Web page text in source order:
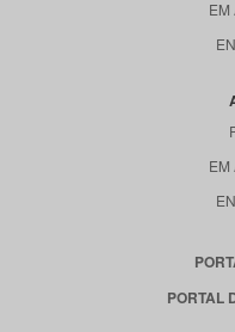
EM
EM
PORTAL